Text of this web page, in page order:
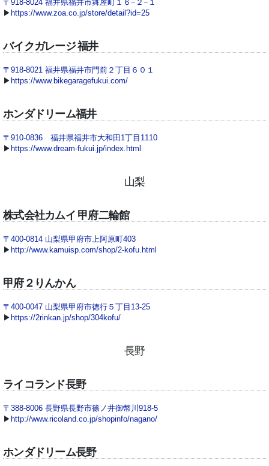
〒918-8024 福井県福井市舞屋町１６−２−１
▶ https://www.zoa.co.jp/store/detail?id=25
バイクガレージ 福井
〒918-8021 福井県福井市門前２丁目６０１
▶ https://www.bikegaragefukui.com/
ホンダドリーム福井
〒910-0836 福井県福井市大和田1丁目1110
▶ https://www.dream-fukui.jp/index.html
山梨
株式会社カムイ 甲府二輪館
〒400-0814 山梨県甲府市上阿原町403
▶ http://www.kamuisp.com/shop/2-kofu.html
甲府２りんかん
〒400-0047 山梨県甲府市徳行５丁目13-25
▶ https://2rinkan.jp/shop/304kofu/
長野
ライコランド長野
〒388-8006 長野県長野市篠ノ井御幣川918-5
▶ http://www.ricoland.co.jp/shopinfo/nagano/
ホンダドリーム長野